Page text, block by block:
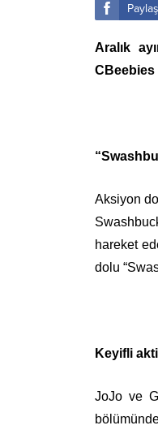
Paylaş
Aralık
CBeebies
Aksiyon
hareket
dolu
Keyifli
JoJo ve